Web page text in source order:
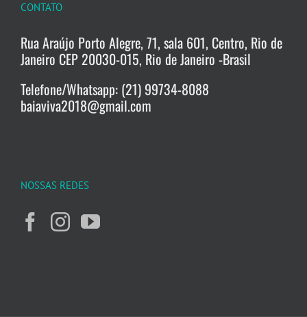
CONTATO
Rua Araújo Porto Alegre, 71, sala 601, Centro, Rio de
Janeiro CEP 20030-015, Rio de Janeiro -Brasil
Telefone/Whatsapp: (21) 99734-8088
baiaviva2018@gmail.com
NOSSAS REDES